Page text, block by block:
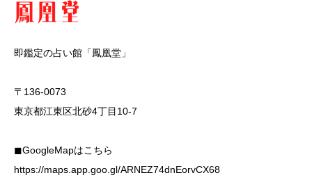
即鑑定の占い館「鳳凰堂」
〒136-0073
東京都江東区北砂4丁目10-7
◼︎GoogleMapはこちら
https://maps.app.goo.gl/ARNEZ74dnEorvCX68